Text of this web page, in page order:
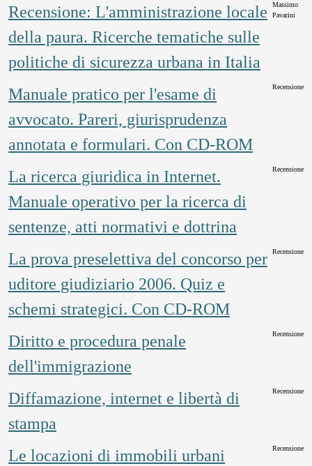
Recensione: L'amministrazione locale
della paura. Ricerche tematiche sulle
politiche di sicurezza urbana in Italia
Massimo
Pavarini
Manuale pratico per l'esame di
avvocato. Pareri, giurisprudenza
annotata e formulari. Con CD-ROM
Recensione
La ricerca giuridica in Internet.
Manuale operativo per la ricerca di
sentenze, atti normativi e dottrina
Recensione
La prova preselettiva del concorso per
uditore giudiziario 2006. Quiz e
schemi strategici. Con CD-ROM
Recensione
Diritto e procedura penale
dell'immigrazione
Recensione
Diffamazione, internet e libertà di
stampa
Recensione
Le locazioni di immobili urbani Recensione